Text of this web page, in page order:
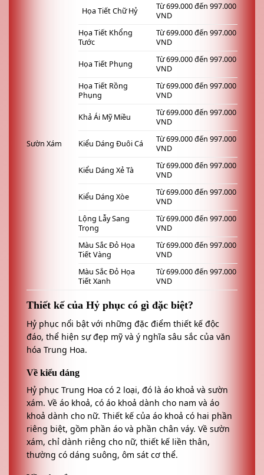
Sườn Xám
Họa Tiết Chữ Hỷ
Từ 699.000 đến 997.000
VND
Họa Tiết Khổng
Tước
Từ 699.000 đến 997.000
VND
Họa Tiết Phụng
Từ 699.000 đến 997.000
VND
Họa Tiết Rồng
Phụng
Từ 699.000 đến 997.000
VND
Khả Ái Mỹ Miều
Từ 699.000 đến 997.000
VND
Kiểu Dáng Đuôi Cá
Từ 699.000 đến 997.000
VND
Kiểu Dáng Xẻ Tà
Từ 699.000 đến 997.000
VND
Kiểu Dáng Xòe
Từ 699.000 đến 997.000
VND
Lộng Lẫy Sang
Trọng
Từ 699.000 đến 997.000
VND
Màu Sắc Đỏ Họa
Tiết Vàng
Từ 699.000 đến 997.000
VND
Màu Sắc Đỏ Họa
Tiết Xanh
Từ 699.000 đến 997.000
VND
Thiết kế của Hỷ phục có gì đặc biệt?
Hỷ phục nổi bật với những đặc điểm thiết kế độc
đáo, thể hiện sự đẹp mỹ và ý nghĩa sâu sắc của văn
hóa Trung Hoa.
Về kiểu dáng
Hỷ phục Trung Hoa có 2 loại, đó là áo khoả và sườn
xám. Về áo khoả, có áo khoả dành cho nam và áo
khoả dành cho nữ. Thiết kế của áo khoả có hai phần
riêng biệt, gồm phần áo và phần chân váy. Về sườn
xám, chỉ dành riêng cho nữ, thiết kế liền thân,
thường có dáng suông, ôm sát cơ thể.